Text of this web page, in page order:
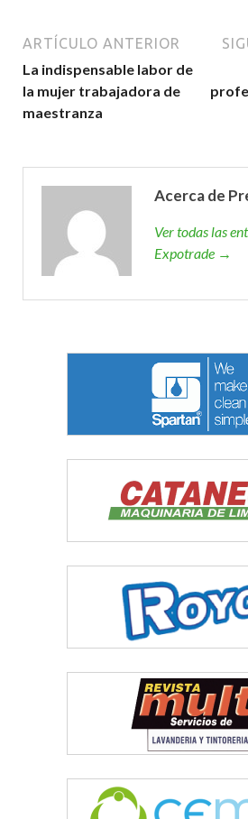
ARTÍCULO ANTERIOR
La indispensable labor de
la mujer trabajadora de
maestranza
Acerca de
Ver todas las
Expotrade →